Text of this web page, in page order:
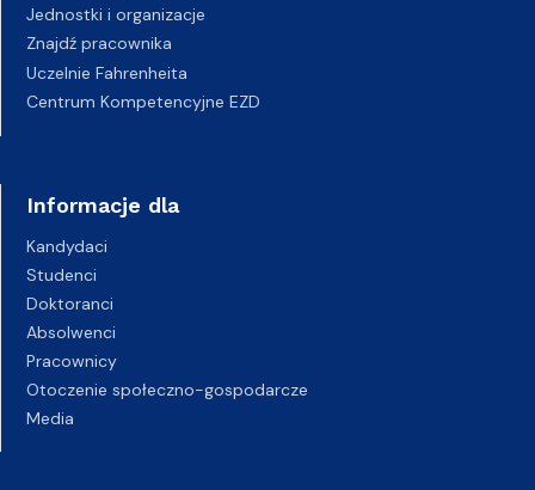
Jednostki i organizacje
Znajdź pracownika
Uczelnie Fahrenheita
Centrum Kompetencyjne EZD
Informacje dla
Kandydaci
Studenci
Doktoranci
Absolwenci
Pracownicy
Otoczenie społeczno-gospodarcze
Media